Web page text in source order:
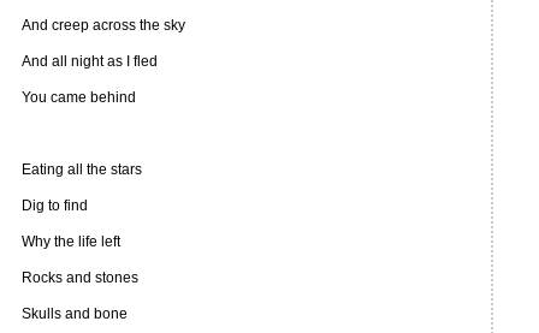
And creep across the sky
And all night as I fled
You came behind
Eating all the stars
Dig to find
Why the life left
Rocks and stones
Skulls and bone